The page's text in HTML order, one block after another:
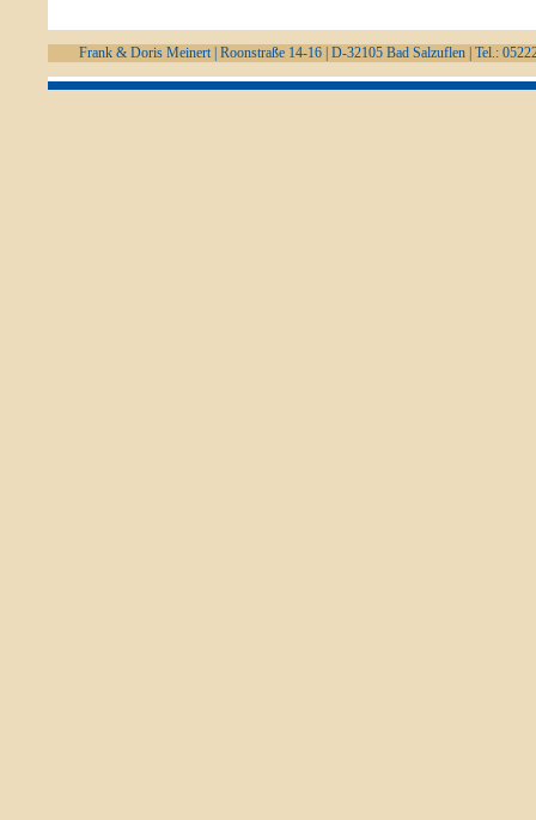
Frank & Doris Meinert | Roonstraße 14-16 | D-32105 Bad Salzuflen | Tel.: